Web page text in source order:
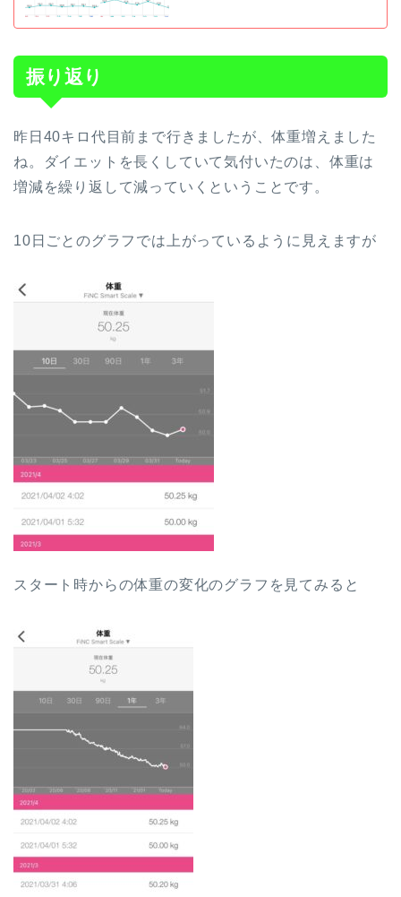
振り返り
昨日40キロ代目前まで行きましたが、体重増えました
ね。ダイエットを長くしていて気付いたのは、体重は
増減を繰り返して減っていくということです。
10日ごとのグラフでは上がっているように見えますが
スタート時からの体重の変化のグラフを見てみると